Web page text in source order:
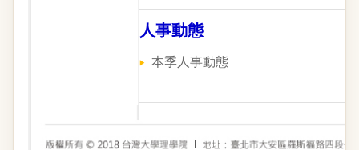
人事動態
本季人事動態